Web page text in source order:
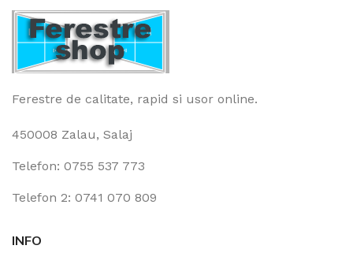
Ferestre de calitate, rapid si usor online.
450008 Zalau, Salaj
Telefon: 0755 537 773
Telefon 2: 0741 070 809
INFO